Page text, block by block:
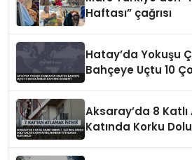
Haftası” çağrısı
Hatay’da Yokuşu
Bahçeye Uçtu 10
Aksaray’da 8
Katında Korku